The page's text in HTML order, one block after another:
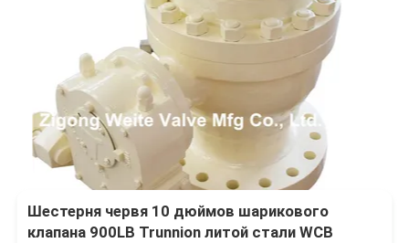
Шестерня червя 10 дюймов шарикового
клапана 900LB Trunnion литой стали WCB